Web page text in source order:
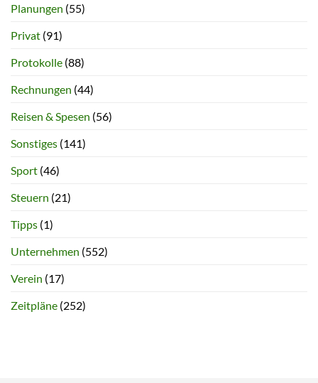
Planungen (55)
Privat (91)
Protokolle (88)
Rechnungen (44)
Reisen & Spesen (56)
Sonstiges (141)
Sport (46)
Steuern (21)
Tipps (1)
Unternehmen (552)
Verein (17)
Zeitpläne (252)